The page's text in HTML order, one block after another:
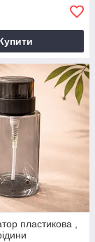
пластикова ,